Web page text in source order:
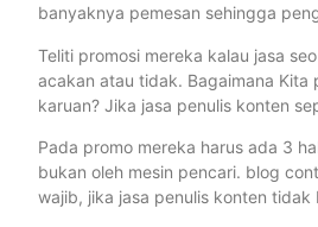
banyaknya pemesan sehingga
Teliti promosi mereka kalau jasa
acakan atau tidak. Bagaimana
karuan? Jika jasa penulis konten
Pada promo mereka harus ada 3
bukan oleh mesin pencari. blog
wajib, jika jasa penulis konten tidak